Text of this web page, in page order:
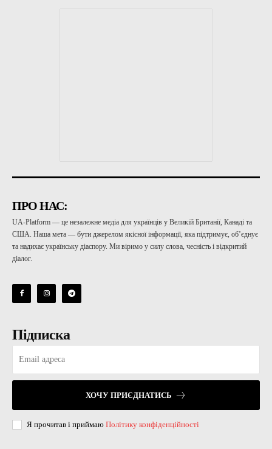
ПРО НАС:
UA-Platform — це незалежне медіа для українців у Великій Британії, Канаді та
США. Наша мета — бути джерелом якісної інформації, яка підтримує, об’єднує
та надихає українську діаспору. Ми віримо у силу слова, чесність і відкритий
діалог.
Підписка
ХОЧУ ПРИЄДНАТИСЬ
Я прочитав і приймаю Політику конфіденційності